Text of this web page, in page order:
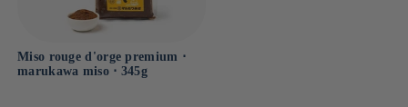
Miso rouge d'orge premium ⋅
marukawa miso ⋅ 345g